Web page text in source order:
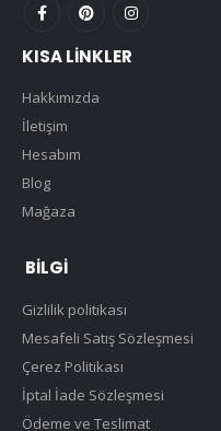
KISA LINKLER
Hakkımızda
İletişim
Hesabım
Blog
Mağaza
BILGI
Gizlilik politikası
Mesafeli Satış Sözleşmesi
Çerez Politikası
İptal İade Sözleşmesi
Ödeme ve Teslimat